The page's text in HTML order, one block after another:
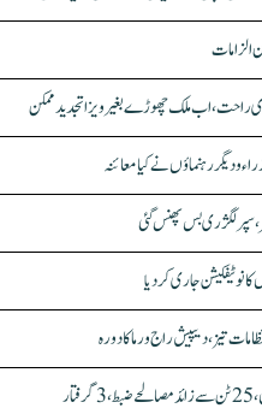
الزامات
و دیگر رہنماؤں نے کیا معائنہ
سپر لگژری بس پھنس گئی
تیز، دیپیش راج ورما کا دورہ